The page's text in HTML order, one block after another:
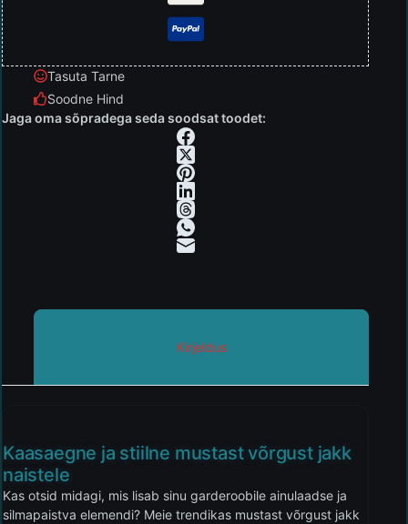
Tasuta Tarne
Soodne Hind
Jaga oma sõpradega seda soodsat toodet:
Kirjeldus
Kaasaegne ja stiilne mustast võrgust jakk
naistele
Kas otsid midagi, mis lisab sinu garderoobile ainulaadse ja
silmapaistva elemendi? Meie trendikas mustast võrgust jakk